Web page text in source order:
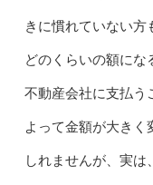
きに慣れていない方
どのくらいの額にな
不動産会社に支払う
よって金額が大きく
しれませんが、実は